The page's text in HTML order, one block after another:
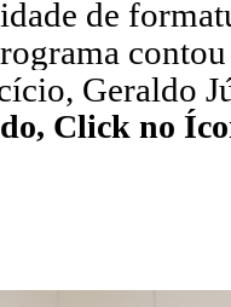
de
Geraldo
Click no